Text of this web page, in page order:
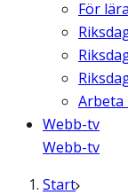
För
Arbeta
Webb-tv
Webb-tv
Start